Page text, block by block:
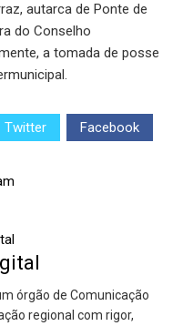
autarca de Ponte de
do Conselho
a tomada de posse
Twitter Facebook
órgão de Comunicação
regional com rigor,